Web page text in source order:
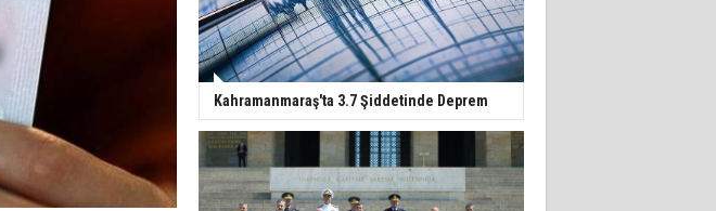
Kahramanmaraş'ta 3.7 Şiddetinde Deprem